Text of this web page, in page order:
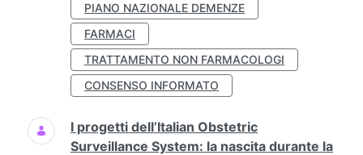
PIANO NAZIONALE DEMENZE
FARMACI
TRATTAMENTO NON FARMACOLOGI
CONSENSO INFORMATO
I progetti dell’Italian Obstetric
Surveillance System: la nascita durante la